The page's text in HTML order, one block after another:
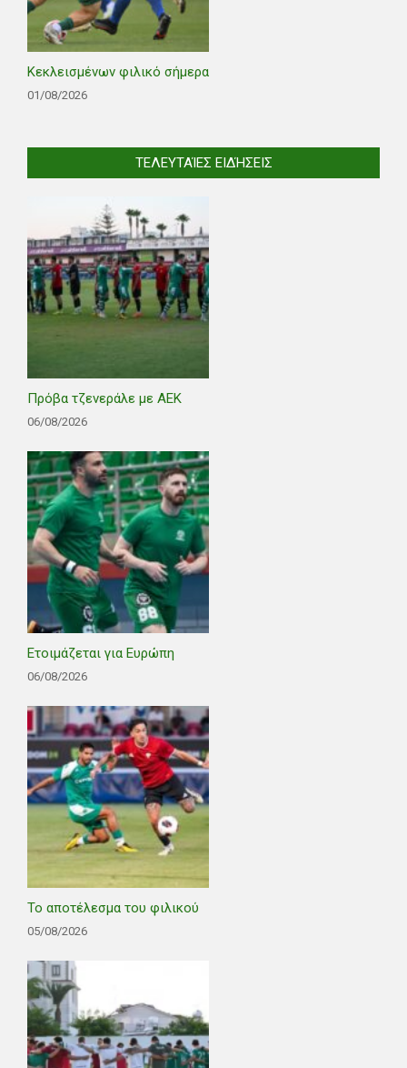
Κεκλεισμένων φιλικό σήμερα
01/08/2026
ΤΕΛΕΥΤΑΊΕΣ ΕΙΔΉΣΕΙΣ
Πρόβα τζενεράλε με ΑΕΚ
06/08/2026
Ετοιμάζεται για Ευρώπη
06/08/2026
Το αποτέλεσμα του φιλικού
05/08/2026